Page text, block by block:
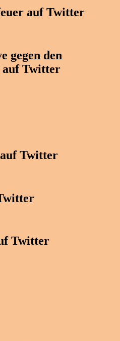
auf Twitter
gegen den
auf Twitter
Twitter
Twitter